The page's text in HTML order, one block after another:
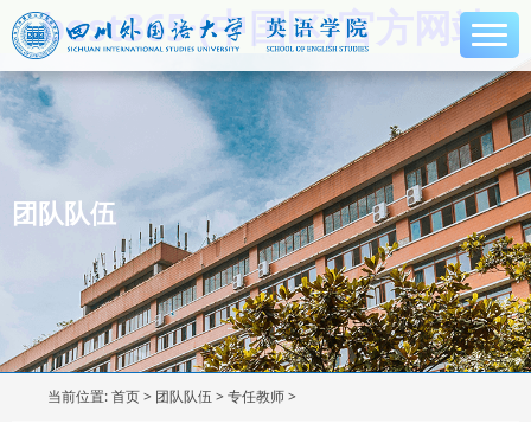
best365·(中国区)官方网站
团队队伍
当前位置:首页> 团队队伍 > 专任教师>